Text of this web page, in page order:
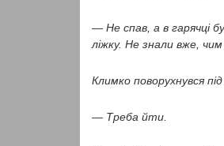
— Не спав, а в гарячці
ліжку. Не знали вже,
Климко поворухнувся
— Треба йти.